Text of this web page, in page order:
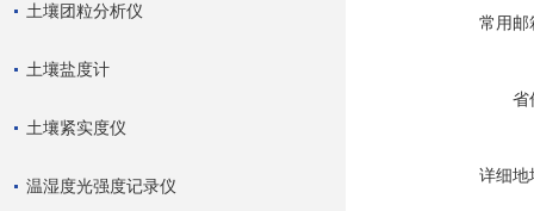
土壤团粒分析仪
土壤盐度计
土壤紧实度仪
温湿度光强度记录仪
常用邮
省
详细地